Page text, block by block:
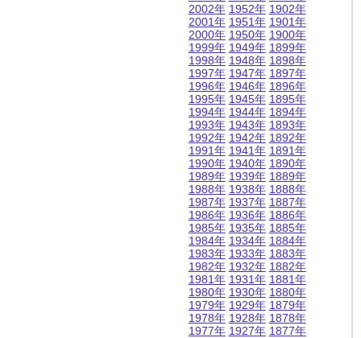
2002年
2001年
2000年
1999年
1998年
1997年
1996年
1995年
1994年
1993年
1992年
1991年
1990年
1989年
1988年
1987年
1986年
1985年
1984年
1983年
1982年
1981年
1980年
1979年
1978年
1977年
1952年
1951年
1950年
1949年
1948年
1947年
1946年
1945年
1944年
1943年
1942年
1941年
1940年
1939年
1938年
1937年
1936年
1935年
1934年
1933年
1932年
1931年
1930年
1929年
1928年
1927年
1902年
1901年
1900年
1899年
1898年
1897年
1896年
1895年
1894年
1893年
1892年
1891年
1890年
1889年
1888年
1887年
1886年
1885年
1884年
1883年
1882年
1881年
1880年
1879年
1878年
1877年